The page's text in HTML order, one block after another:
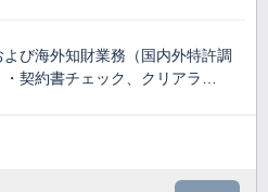
よび海外知財業務（国内外特許調
契約書チェック、クリアラ…